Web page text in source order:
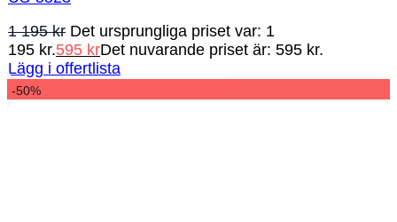
1 195kr Det ursprungliga priset var: 1
195 kr.595 krDet nuvarande priset är: 595 kr.
Lägg i offertlista
-50%